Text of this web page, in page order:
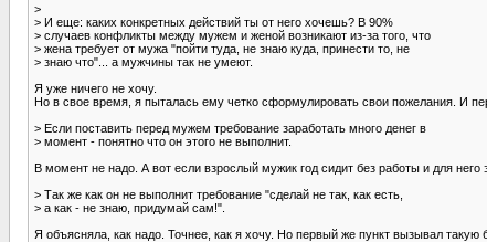
>
> И еще: каких конкретных действий ты от него хочешь? В 90%
> случаев конфликты между мужем и женой возникают из-за того, что
> жена требует от мужа "пойти туда, не знаю куда, принести то, не
> знаю что"... а мужчины так не умеют.
Я уже ничего не хочу.
Но в свое время, я пыталась ему четко сформулировать свои пожелания. И
> Если поставить перед мужем требование заработать много денег в
> момент - понятно что он этого не выполнит.
В момент не надо. А вот если взрослый мужик год сидит без работы и для
> Так же как он не выполнит требование "сделай не так, как есть,
> а как - не знаю, придумай сам!".
Я объясняла, как надо. Точнее, как я хочу. Но первый же пункт вызывал такую